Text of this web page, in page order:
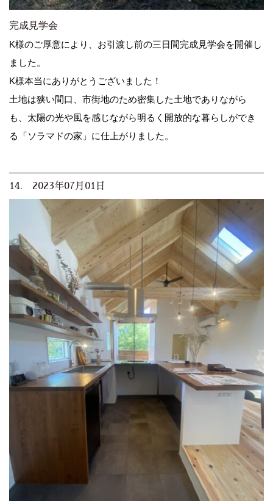
完成見学会
K様のご厚意により、お引渡し前の三日間完成見学会を開催し
ました。
K様本当にありがとうございました！
土地は狭い間口、市街地のため密集した土地でありながら
も、太陽の光や風を感じながら明るく開放的な暮らしができ
る「ソラマドの家」に仕上がりました。
14. 2023年07月01日